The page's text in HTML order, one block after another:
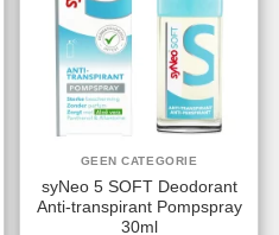
GEEN CATEGORIE
syNeo 5 SOFT Deodorant
Anti-transpirant Pompspray
30ml